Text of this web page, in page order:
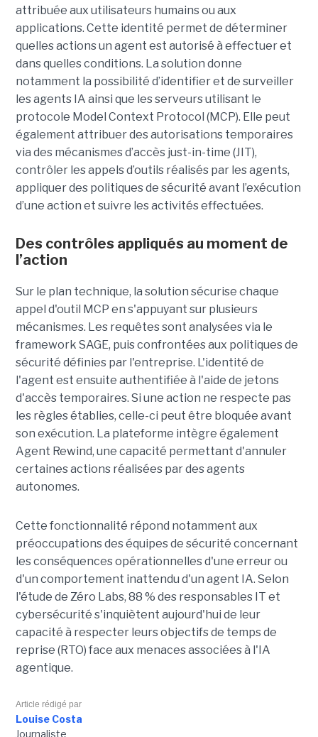
attribuée aux utilisateurs humains ou aux
applications. Cette identité permet de déterminer
quelles actions un agent est autorisé à effectuer et
dans quelles conditions. La solution donne
notamment la possibilité d’identifier et de surveiller
les agents IA ainsi que les serveurs utilisant le
protocole Model Context Protocol (MCP). Elle peut
également attribuer des autorisations temporaires
via des mécanismes d’accès just-in-time (JIT),
contrôler les appels d’outils réalisés par les agents,
appliquer des politiques de sécurité avant l’exécution
d’une action et suivre les activités effectuées.
Des contrôles appliqués au moment de
l’action
Sur le plan technique, la solution sécurise chaque
appel d'outil MCP en s'appuyant sur plusieurs
mécanismes. Les requêtes sont analysées via le
framework SAGE, puis confrontées aux politiques de
sécurité définies par l'entreprise. L'identité de
l'agent est ensuite authentifiée à l'aide de jetons
d'accès temporaires. Si une action ne respecte pas
les règles établies, celle-ci peut être bloquée avant
son exécution. La plateforme intègre également
Agent Rewind, une capacité permettant d'annuler
certaines actions réalisées par des agents
autonomes.
Cette fonctionnalité répond notamment aux
préoccupations des équipes de sécurité concernant
les conséquences opérationnelles d'une erreur ou
d'un comportement inattendu d'un agent IA. Selon
l'étude de Zéro Labs, 88 % des responsables IT et
cybersécurité s'inquiètent aujourd'hui de leur
capacité à respecter leurs objectifs de temps de
reprise (RTO) face aux menaces associées à l'IA
agentique.
Article rédigé par
Louise Costa
Journaliste